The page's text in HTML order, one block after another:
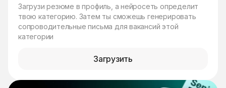
Загрузи резюме в профиль, а нейросеть определит
твою категорию. Затем ты сможешь генерировать
сопроводительные письма для вакансий этой
категории
Загрузить